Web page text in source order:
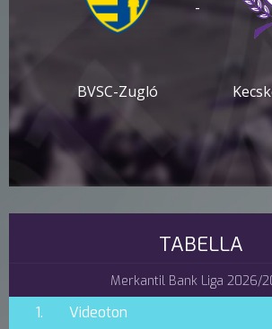
BVSC-Zugló
-
TABELLA
Merkantil Bank Liga 2026/
1. Videoton